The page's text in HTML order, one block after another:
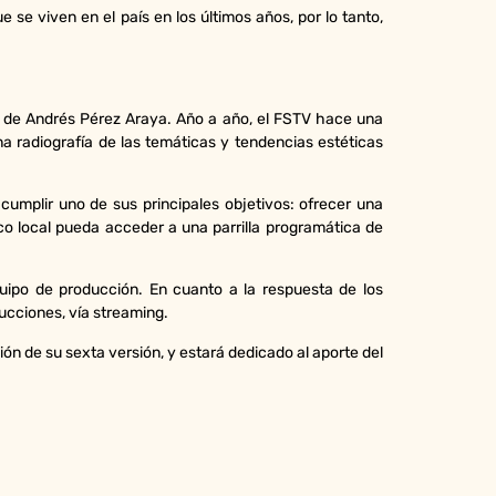
se viven en el país en los últimos años, por lo tanto,
Andrés Pérez Araya. Año a año, el FSTV hace una
radiografía de las temáticas y tendencias estéticas
uno de sus principales objetivos: ofrecer una
local pueda acceder a una parrilla programática de
de producción. En cuanto a la respuesta de los
vía streaming.
de su sexta versión, y estará dedicado al aporte del